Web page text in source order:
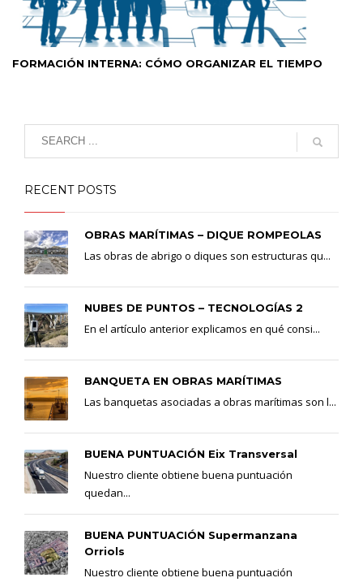
FORMACIÓN INTERNA: CÓMO ORGANIZAR EL TIEMPO
RECENT POSTS
OBRAS MARÍTIMAS – DIQUE ROMPEOLAS
Las obras de abrigo o diques son estructuras qu...
NUBES DE PUNTOS – TECNOLOGÍAS 2
En el artículo anterior explicamos en qué consi...
BANQUETA EN OBRAS MARÍTIMAS
Las banquetas asociadas a obras marítimas son l...
BUENA PUNTUACIÓN Eix Transversal
Nuestro cliente obtiene buena puntuación
quedan...
BUENA PUNTUACIÓN Supermanzana
Orriols
Nuestro cliente obtiene buena puntuación